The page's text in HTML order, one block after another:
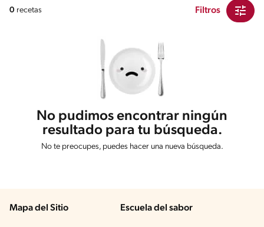
0 recetas Filtros
No pudimos encontrar ningún
resultado para tu búsqueda.
No te preocupes, puedes hacer una nueva búsqueda.
Mapa del Sitio Escuela del sabor